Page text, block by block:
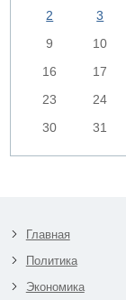
2
3
9
10
16
17
23
24
30
31
Главная
Политика
Экономика